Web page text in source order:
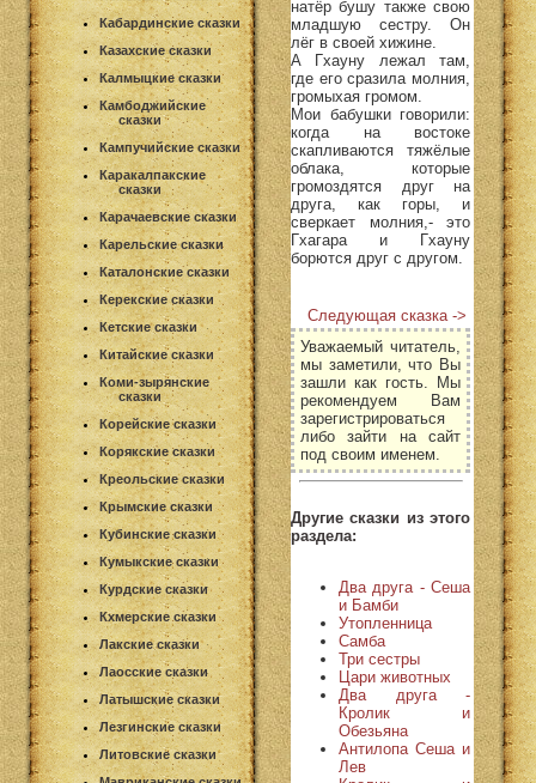
Кабардинские сказки
Казахские сказки
Калмыцкие сказки
Камбоджийские
сказки
Кампучийские сказки
Каракалпакские
сказки
Карачаевские сказки
Карельские сказки
Каталонские сказки
Керекские сказки
Кетские сказки
Китайские сказки
Коми-зырянские
сказки
Корейские сказки
Корякские сказки
Креольские сказки
Крымские сказки
Кубинские сказки
Кумыкские сказки
Курдские сказки
Кхмерские сказки
Лакские сказки
Лаосские сказки
Латышские сказки
Лезгинские сказки
Литовские сказки
натёр бушу также свою
младшую сестру. Он
лёг в своей хижине.
А Гхауну лежал там,
где его сразила молния,
громыхая громом.
Мои бабушки говорили:
когда на востоке
скапливаются тяжёлые
облака, которые
громоздятся друг на
друга, как горы, и
сверкает молния,- это
Гхагара и Гхауну
борются друг с другом.
Следующая сказка ->
Уважаемый читатель,
мы заметили, что Вы
зашли как гость. Мы
рекомендуем Вам
зарегистрироваться
либо зайти на сайт
под своим именем.
Другие сказки из этого
раздела:
Два друга - Сеша
и Бамби
Утопленница
Самба
Три сестры
Цари животных
Два друга -
Кролик и
Обезьяна
Антилопа Сеша и
Лев